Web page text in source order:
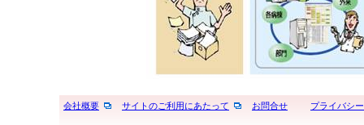
会社概要 サイトのご利用にあたって お問合せ プライバシ